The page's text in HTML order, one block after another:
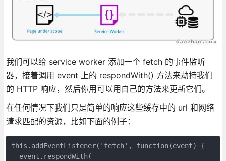
我们可以给 service worker 添加一个 fetch 的事件监听
器，接着调用 event 上的 respondWith() 方法来劫持我们
的 HTTP 响应，然后你用可以用自己的方法来更新它们。
在任何情况下我们只是简单的响应这些缓存中的 url 和网络
请求匹配的资源，比如下面的例子：
this.addEventListener('fetch', function(event) {
  event.respondWith(